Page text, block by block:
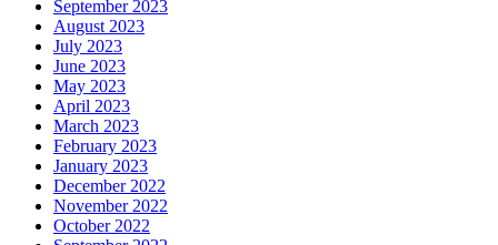
September 2023
August 2023
July 2023
June 2023
May 2023
April 2023
March 2023
February 2023
January 2023
December 2022
November 2022
October 2022